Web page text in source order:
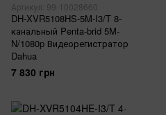
Артикул: 99-10028660
DH-XVR5108HS-5M-I3/T 8-
канальный Penta-brid 5M-
N/1080p Видеорегистратор
Dahua
7 830 грн